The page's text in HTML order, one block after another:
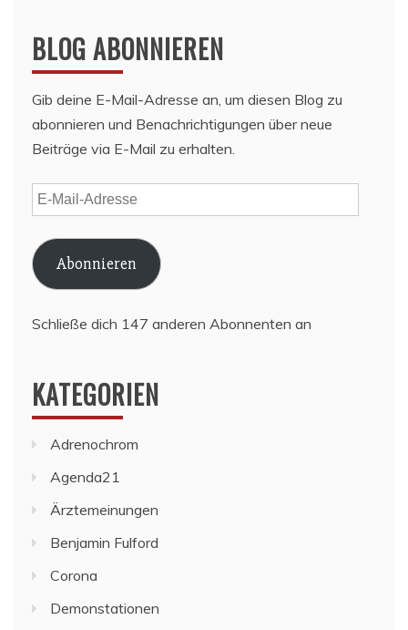
BLOG ABONNIEREN
Gib deine E-Mail-Adresse an, um diesen Blog zu
abonnieren und Benachrichtigungen über neue
Beiträge via E-Mail zu erhalten.
E-
Mail-
Adresse
Abonnieren
Schließe dich 147 anderen Abonnenten an
KATEGORIEN
Adrenochrom
Agenda21
Ärztemeinungen
Benjamin Fulford
Corona
Demonstationen